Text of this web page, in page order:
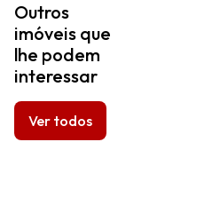
Outros
imóveis que
lhe podem
interessar
Ver todos